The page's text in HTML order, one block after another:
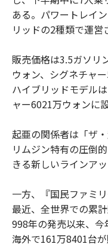
ある。パワートレイ
リッドの2種類で運営
販売価格は3.5ガソリ
ウォン、シグネチャ
ハイブリッドモデル
ャー6021万ウォンに
起亜の関係者は「ザ
リムジン特有の圧倒
きる新しいラインア
一方、『国民ファミ
最近、全世界での累
998年の発売以来、今
海外で161万8401台が